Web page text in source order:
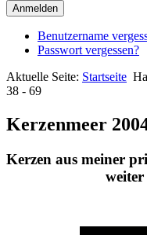
Anmelden
Benutzername
Passwort vergessen?
Aktuelle Seite: Startseite
38 - 69
Kerzenmeer
Kerzen aus meiner
weiter